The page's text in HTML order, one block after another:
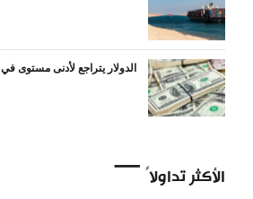
الدولار يتراجع لأدنى مستوى في 7 أشهر
الأكثر تداولاً